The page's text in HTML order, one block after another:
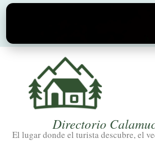
contenido
Directorio
El lugar donde el turista descubre, el